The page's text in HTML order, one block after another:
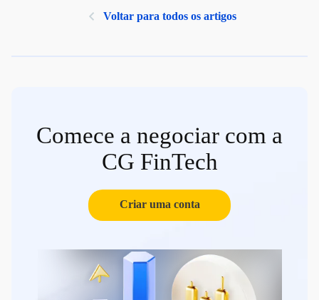
Voltar para todos os artigos
Comece a negociar com a
CG FinTech
Criar uma conta